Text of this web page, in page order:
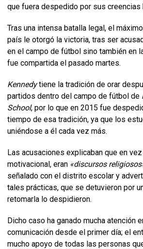
que fuera despedido por sus creencias
Tras una intensa batalla legal, el
país le otorgó la victoria, tras ser
en el campo de fútbol sino también en
fue compartida el pasado martes.
Kennedytiene la tradición de orar
partidos dentro del campo de fútbol de
School, por lo que en 2015 fue
tiempo de esa tradición, ya que los
uniéndose a él cada vez más.
Las acusaciones explicaban que en
motivacional, eran «discursos
señalado con el distrito escolar y
tales prácticas, que se detuvieron por
retomarla lo despidieron.
Dicho caso ha ganado mucha atención
comunicación desde el primer día; el
mucho apoyo de todas las personas